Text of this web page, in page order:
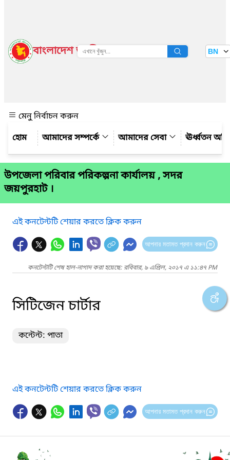
বাংলাদেশ জাতীয় তথ্য বাতায়ন BN
মেনু নির্বাচন করুন
আমাদের সম্পর্কে
আমাদের সেবা ঊর্ধ্বতন
উপজেলা পরিবার পরিকল্পনা কার্যালয় , সদর
জয়পুরহাট ।
এই কনটেন্টটি শেয়ার করতে ক্লিক করুন
আপনার মতামত প্রদান করুন
কনটেন্টটি শেষ হাল-নাগাদ করা হয়েছে: রবিবার, ৯ এপ্রিল, ২০১৭ এ ১১:৪৭ PM
সিটিজেন চার্টার
কন্টেন্ট: পাতা
এই কনটেন্টটি শেয়ার করতে ক্লিক করুন
আপনার মতামত প্রদান করুন